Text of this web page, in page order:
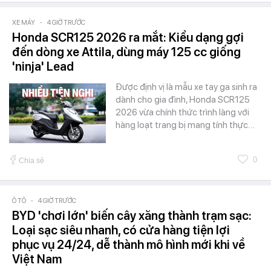
XE MÁY - 4 GIỜ TRƯỚC
Honda SCR125 2026 ra mắt: Kiểu dạng gợi
đến dòng xe Attila, dùng máy 125 cc giống
'ninja' Lead
Được định vị là mẫu xe tay ga sinh ra
dành cho gia đình, Honda SCR125
2026 vừa chính thức trình làng với
hàng loạt trang bị mang tính thực…
Chia sẻ 0
Ô TÔ - 4 GIỜ TRƯỚC
BYD 'chơi lớn' biến cây xăng thành trạm sạc:
Loại sạc siêu nhanh, có cửa hàng tiện lợi
phục vụ 24/24, dễ thành mô hình mới khi về
Việt Nam